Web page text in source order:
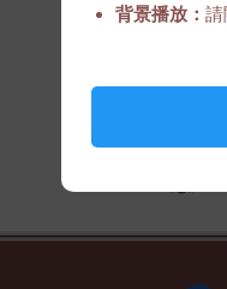
背景播放： 請